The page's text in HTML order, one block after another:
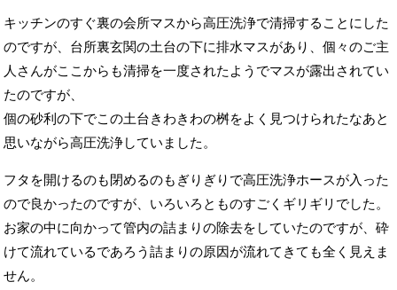
キッチンのすぐ裏の会所マスから高圧洗浄で清掃することにした
のですが、台所裏玄関の土台の下に排水マスがあり、個々のご主
人さんがここからも清掃を一度されたようでマスが露出されてい
たのですが、
個の砂利の下でこの土台きわきわの桝をよく見つけられたなあと
思いながら高圧洗浄していました。
フタを開けるのも閉めるのもぎりぎりで高圧洗浄ホースが入った
ので良かったのですが、いろいろとものすごくギリギリでした。
お家の中に向かって管内の詰まりの除去をしていたのですが、砕
けて流れているであろう詰まりの原因が流れてきても全く見えま
せん。